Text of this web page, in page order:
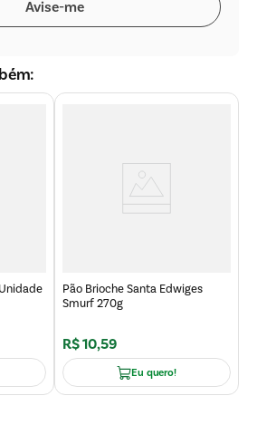
Pão Brioche Santa Edwiges
Smurf 270g
R$10,59
Eu quero!